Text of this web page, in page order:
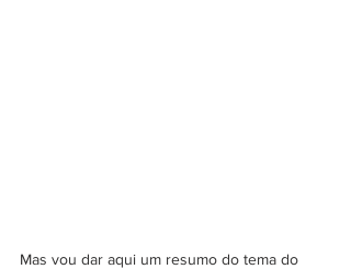
Mas vou dar aqui um resumo do tema do